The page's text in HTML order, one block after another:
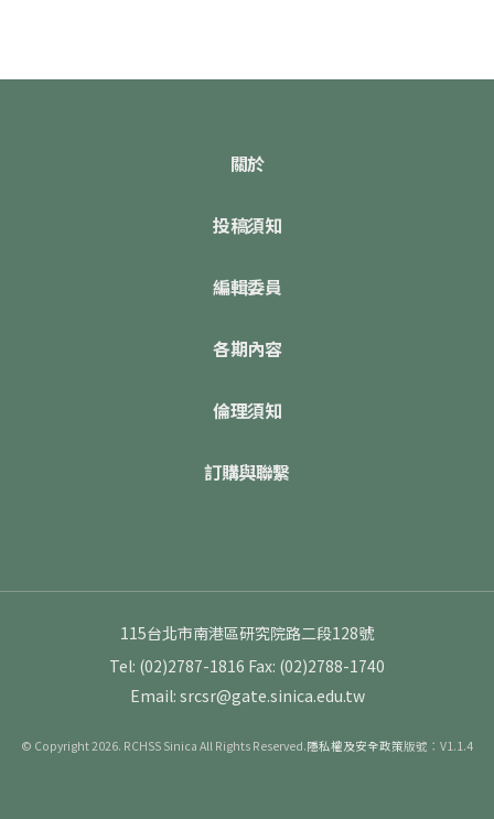
關於
投稿須知
編輯委員
各期內容
倫理須知
訂購與聯繫
115台北市南港區研究院路二段128號
Tel: (02)2787-1816 Fax: (02)2788-1740
Email: srcsr@gate.sinica.edu.tw
© Copyright 2026. RCHSS Sinica All Rights Reserved.隱私權及安全政策版號：V1.1.4